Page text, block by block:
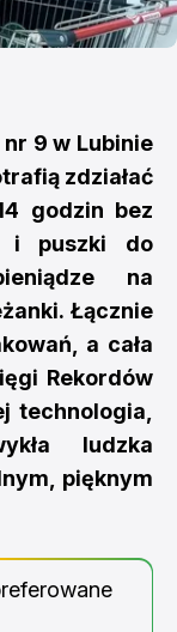
9 w Lubinie
zdziałać
godzin bez
i puszki do
na
Łącznie
a cała
Rekordów
technologia,
ludzka
pięknym